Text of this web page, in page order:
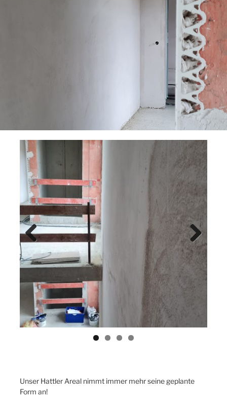
ous
Next
Unser Hattler Areal nimmt immer mehr seine geplante
Form an!